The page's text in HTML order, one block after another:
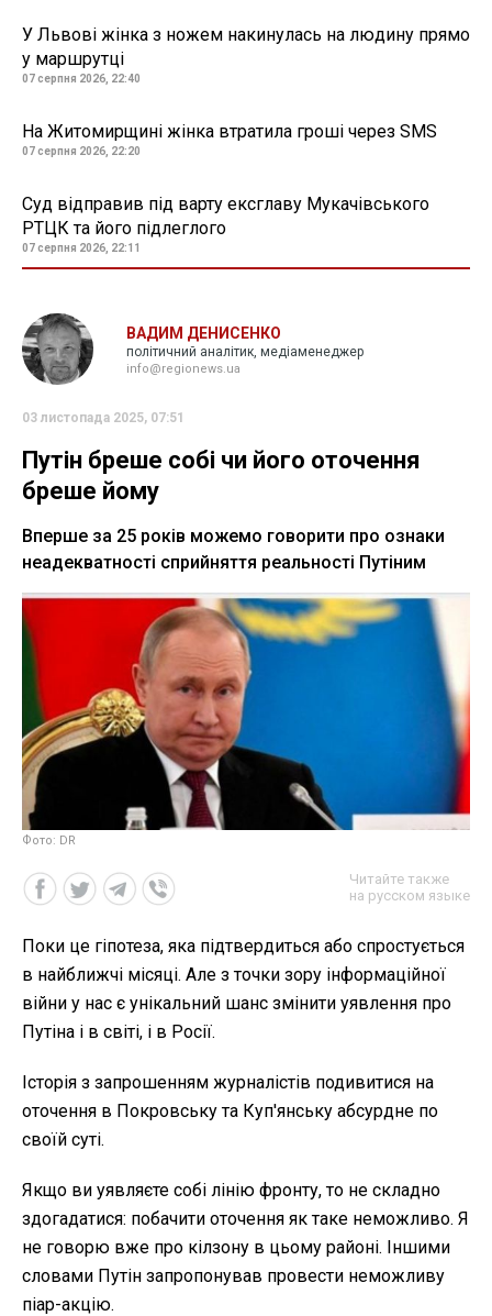
У Львові жінка з ножем накинулась на людину прямо
у маршрутці
07 серпня 2026, 22:40
На Житомирщині жінка втратила гроші через SMS
07 серпня 2026, 22:20
Суд відправив під варту ексглаву Мукачівського
РТЦК та його підлеглого
07 серпня 2026, 22:11
ВАДИМ ДЕНИСЕНКО
політичний аналітик, медіаменеджер
info@regionews.ua
03 листопада 2025, 07:51
Путін бреше собі чи його оточення
бреше йому
Вперше за 25 років можемо говорити про ознаки
неадекватності сприйняття реальності Путіним
Фото: DR
Читайте также
на русском языке
Поки це гіпотеза, яка підтвердиться або спростується
в найближчі місяці. Але з точки зору інформаційної
війни у нас є унікальний шанс змінити уявлення про
Путіна і в світі, і в Росії.
Історія з запрошенням журналістів подивитися на
оточення в Покровську та Куп'янську абсурдне по
своїй суті.
Якщо ви уявляєте собі лінію фронту, то не складно
здогадатися: побачити оточення як таке неможливо. Я
не говорю вже про кілзону в цьому районі. Іншими
словами Путін запропонував провести неможливу
піар-акцію.